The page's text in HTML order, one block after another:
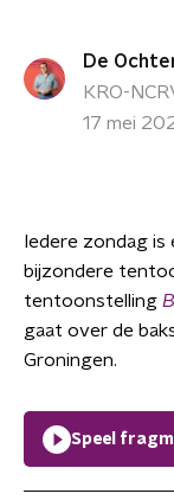
De
KRO-
17 mei
Iedere zondag
bijzondere
tentoonstelling
gaat over de
Groningen.
Speel